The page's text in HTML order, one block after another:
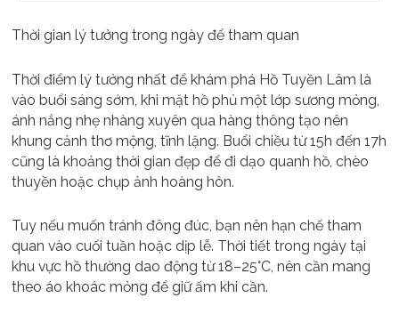
Thời gian lý tưởng trong ngày để tham quan
Thời điểm lý tưởng nhất để khám phá Hồ Tuyền Lâm là
vào buổi sáng sớm, khi mặt hồ phủ một lớp sương mỏng,
ánh nắng nhẹ nhàng xuyên qua hàng thông tạo nên
khung cảnh thơ mộng, tĩnh lặng. Buổi chiều từ 15h đến 17h
cũng là khoảng thời gian đẹp để đi dạo quanh hồ, chèo
thuyền hoặc chụp ảnh hoàng hôn.
Tuy nếu muốn tránh đông đúc, bạn nên hạn chế tham
quan vào cuối tuần hoặc dịp lễ. Thời tiết trong ngày tại
khu vực hồ thường dao động từ 18–25°C, nên cần mang
theo áo khoác mỏng để giữ ấm khi cần.